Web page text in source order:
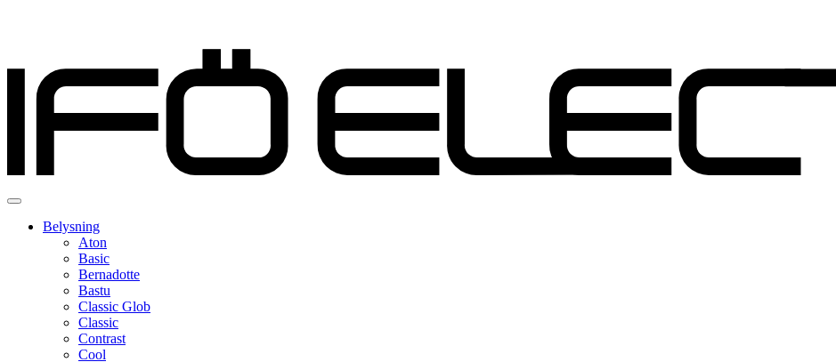
Belysning
Aton
Basic
Bernadotte
Bastu
Classic Glob
Classic
Contrast
Cool